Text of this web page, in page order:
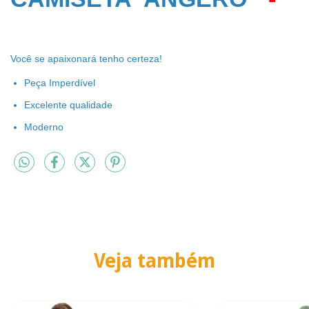
Você se apaixonará tenho certeza!
Peça Imperdível
Excelente qualidade
Moderno
Veja também